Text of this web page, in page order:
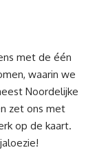
met de één
waarin we
Noordelijke
zet ons met
op de kaart.